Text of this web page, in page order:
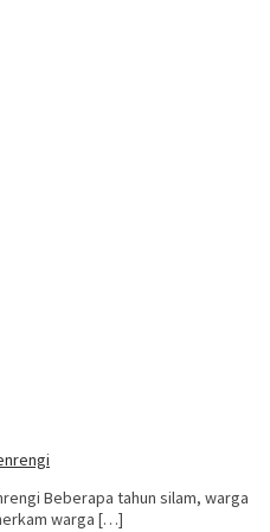
Beberapa tahun silam, warga
warga […]